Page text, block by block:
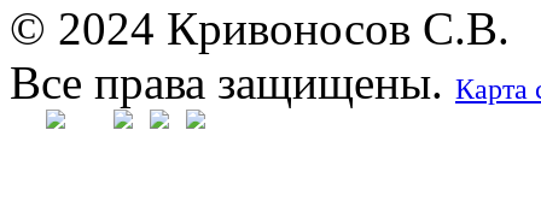
© 2024 Кривоносов С.В.
Все права защищены. Карта